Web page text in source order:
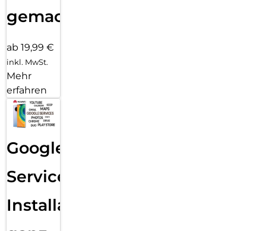
gemacht!
ab 19,99 €
inkl. MwSt.
Mehr
erfahren
Google
Services
Installation